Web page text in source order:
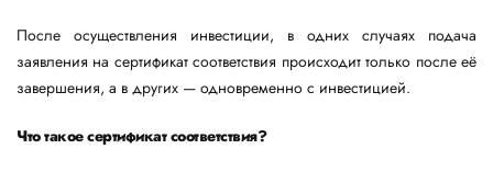
После осуществления инвестиции, в одних случаях подача
заявления на сертификат соответствия происходит только после её
завершения, а в других — одновременно с инвестицией.
Что такое сертификат соответствия?